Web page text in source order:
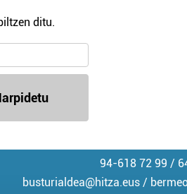
ditu.
94-618 72 99 /
busturialdea@hitza.eus /